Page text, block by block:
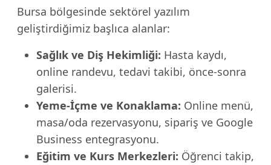
Bursa bölgesinde sektörel yazılım
geliştirdiğimiz başlıca alanlar:
Sağlık ve Diş Hekimliği: Hasta kaydı,
online randevu, tedavi takibi, önce-sonra
galerisi.
Yeme-İçme ve Konaklama: Online menü,
masa/oda rezervasyonu, sipariş ve Google
Business entegrasyonu.
Eğitim ve Kurs Merkezleri: Öğrenci takip,